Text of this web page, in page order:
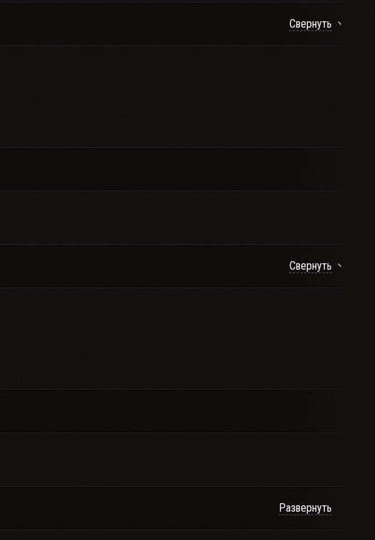
Свернуть
Свернуть
Развернуть